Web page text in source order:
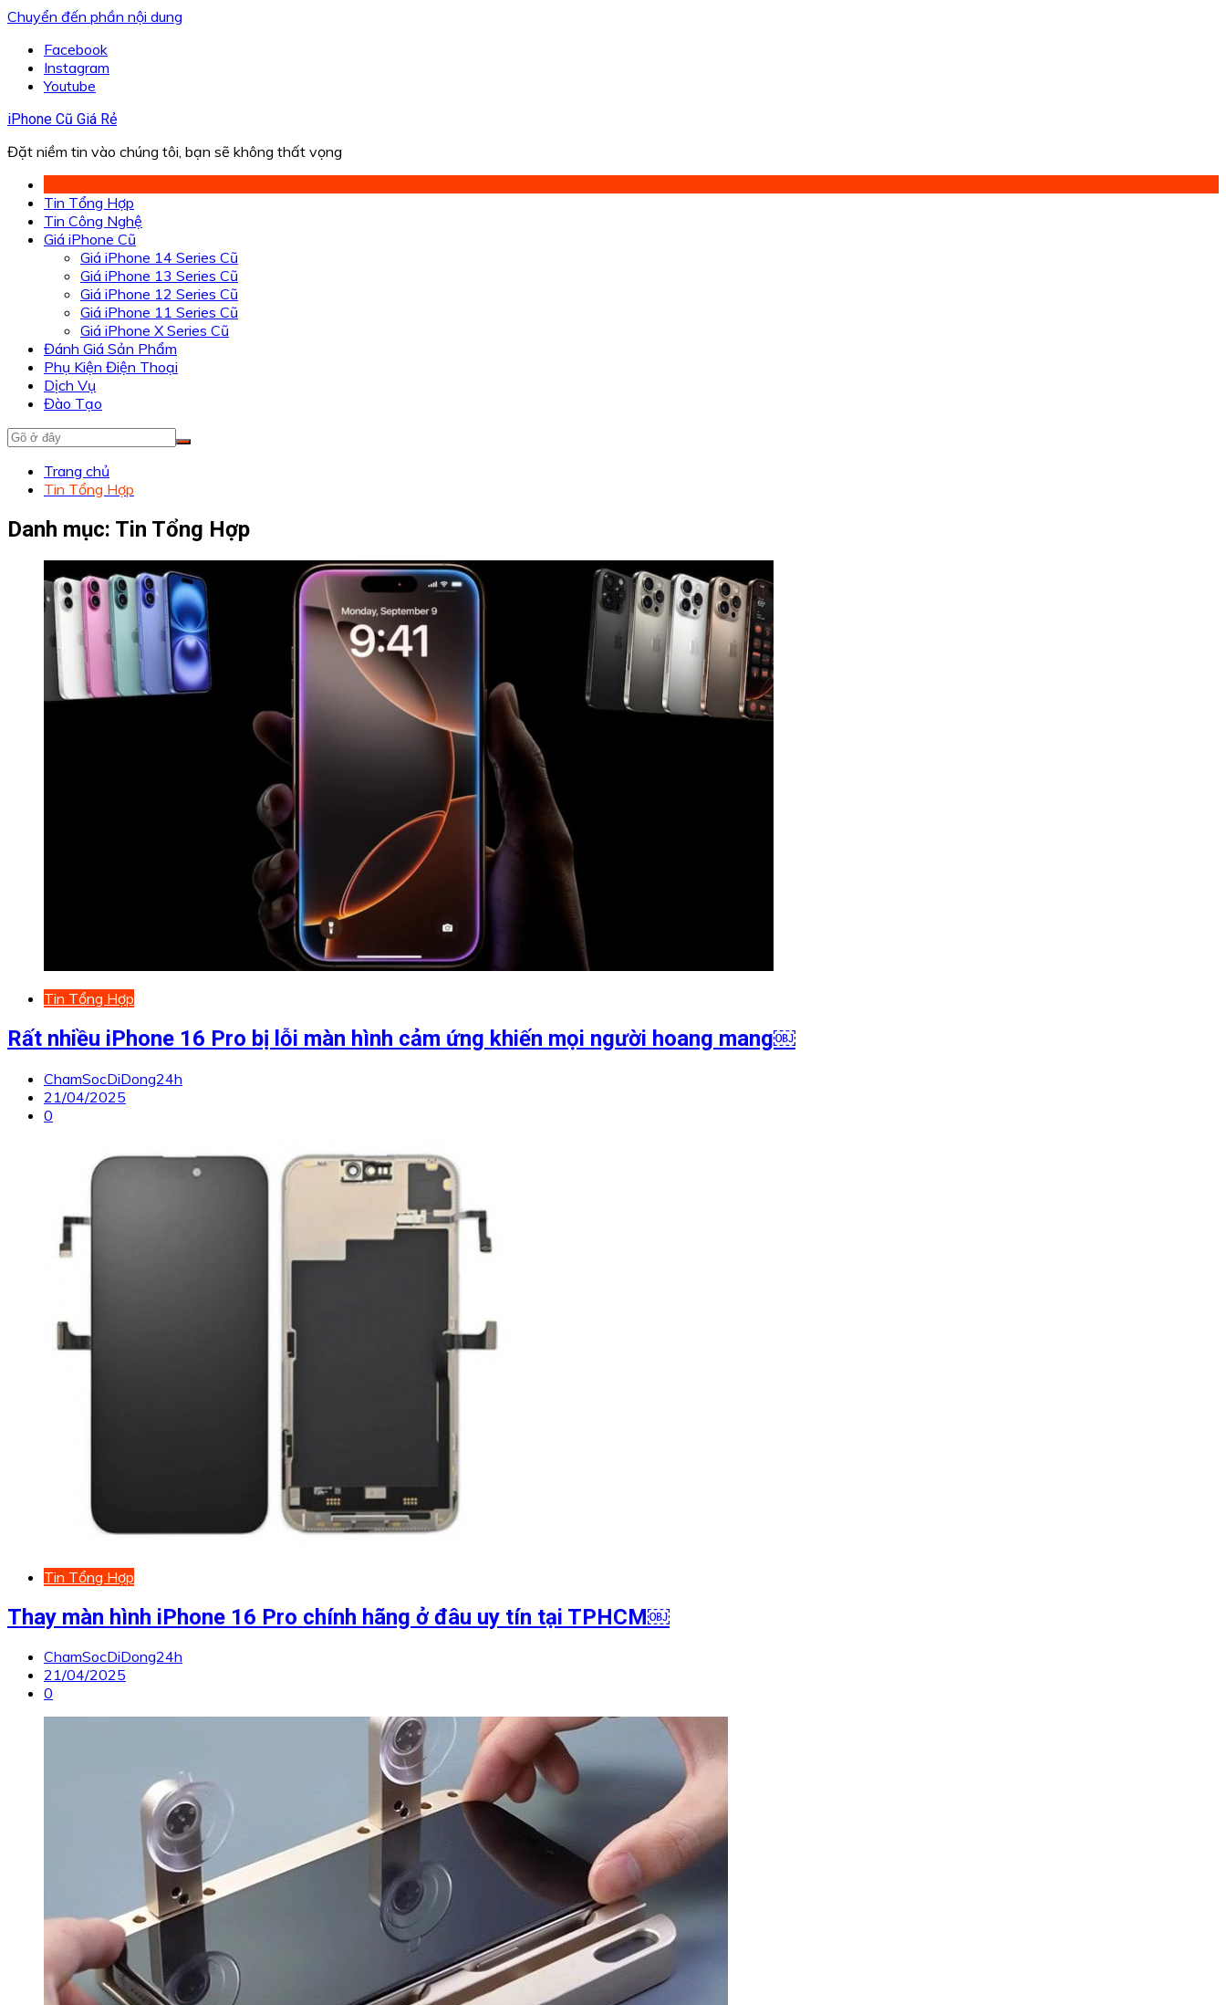
Chuyển đến phần nội dung
Facebook
Instagram
Youtube
iPhone Cũ Giá Rẻ
Đặt niềm tin vào chúng tôi, bạn sẽ không thất vọng
Tin Tổng Hợp
Tin Công Nghệ
Giá iPhone Cũ
Giá iPhone 14 Series Cũ
Giá iPhone 13 Series Cũ
Giá iPhone 12 Series Cũ
Giá iPhone 11 Series Cũ
Giá iPhone X Series Cũ
Đánh Giá Sản Phẩm
Phụ Kiện Điện Thoại
Dịch Vụ
Đào Tạo
Trang chủ
Tin Tổng Hợp
Danh mục: Tin Tổng Hợp
Tin Tổng Hợp
Rất nhiều iPhone 16 Pro bị lỗi màn hình cảm ứng khiến mọi người hoang mang￼
ChamSocDiDong24h
21/04/2025
0
Tin Tổng Hợp
Thay màn hình iPhone 16 Pro chính hãng ở đâu uy tín tại TPHCM￼
ChamSocDiDong24h
21/04/2025
0